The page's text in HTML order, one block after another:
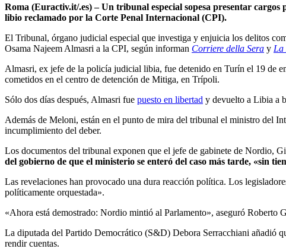
Roma (Euractiv.it/.es) – Un tribunal especial sopesa presentar
libio reclamado por la Corte Penal Internacional (CPI).
El Tribunal, órgano judicial especial que investiga y enjuicia los delitos
Osama Najeem Almasri a la CPI, según informan Corriere della Sera y La
Almasri, ex jefe de la policía judicial libia, fue detenido en Turín el 19 de
cometidos en el centro de detención de Mitiga, en Trípoli.
Sólo dos días después, Almasri fue puesto en libertad y devuelto a Libia a
Además de Meloni, están en el punto de mira del tribunal el ministro del
incumplimiento del deber.
Los documentos del tribunal exponen que el jefe de gabinete de Nordio,
del gobierno de que el ministerio se enteró del caso más tarde, «sin
Las revelaciones han provocado una dura reacción política. Los
políticamente orquestada».
«Ahora está demostrado: Nordio mintió al Parlamento», aseguró
La diputada del Partido Democrático (S&D) Debora Serracchiani añadió
rendir cuentas.